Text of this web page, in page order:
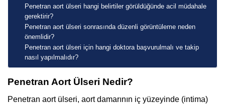
Penetran aort ülseri hangi belirtiler görüldüğünde acil müdahale
gerektirir?
Penetran aort ülseri sonrasında düzenli görüntüleme neden
önemlidir?
Penetran aort ülseri için hangi doktora başvurulmalı ve takip
nasıl yapılmalıdır?
Penetran Aort Ülseri Nedir?
Penetran aort ülseri, aort damarının iç yüzeyinde (intima)